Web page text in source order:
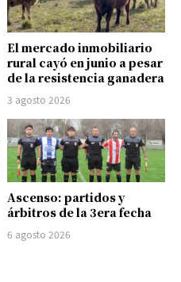
El mercado inmobiliario
rural cayó en junio a pesar
de la resistencia ganadera
3 agosto 2026
Ascenso: partidos y
árbitros de la 3era fecha
6 agosto 2026